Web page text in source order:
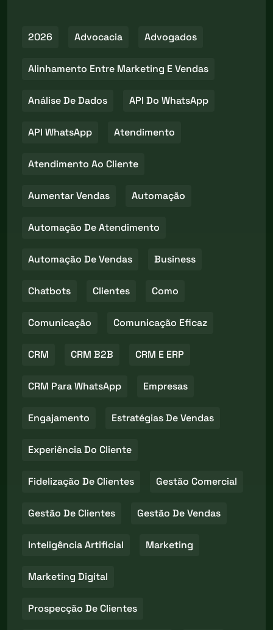
2026 Advocacia Advogados
Alinhamento Entre Marketing E Vendas
Análise De Dados API Do WhatsApp
API WhatsApp Atendimento
Atendimento Ao Cliente
Aumentar Vendas Automação
Automação De Atendimento
Automação De Vendas Business
Chatbots Clientes Como
Comunicação Comunicação Eficaz
CRM CRM B2B CRM E ERP
CRM Para WhatsApp Empresas
Engajamento Estratégias De Vendas
Experiência Do Cliente
Fidelização De Clientes Gestão Comercial
Gestão De Clientes Gestão De Vendas
Inteligência Artificial Marketing
Marketing Digital
Prospecção De Clientes